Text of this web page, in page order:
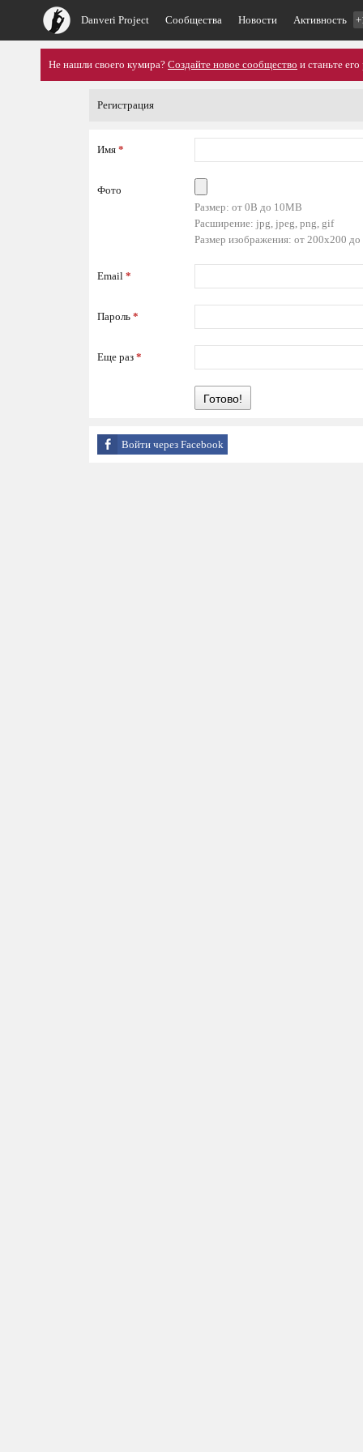
Danveri Project Сообщества Новости Активность
Не нашли своего кумира? Создайте новое сообщество и станьте
Регистрация
Имя *
Фото
Размер: от 0B до 10MB
Расширение: jpg, jpeg, png, gif
Размер изображения: от 200x200
Email *
Пароль *
Еще раз *
Готово!
Войти через Facebook